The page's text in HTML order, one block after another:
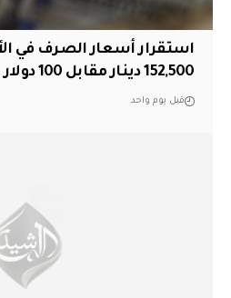
استقرار أسعار الصرف في
152,500 دينار مقابل 100 دولار
قبل يوم واحد